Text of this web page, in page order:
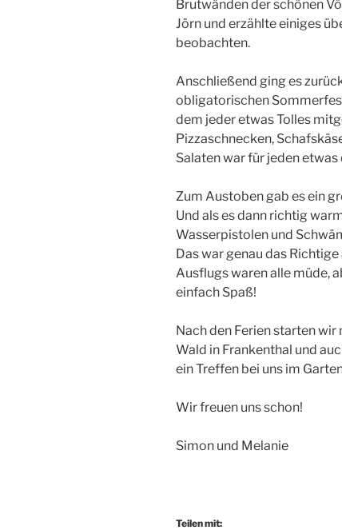
Brutwänden der schönen
Jörn und erzählte einiges
beobachten.
Anschließend ging es
obligatorischen
dem jeder etwas Tolles
Pizzaschnecken,
Salaten war für jeden etwas
Zum Austoben gab es ein
Und als es dann richtig
Wasserpistolen und
Das war genau das
Ausflugs waren alle müde,
einfach Spaß!
Nach den Ferien starten
Wald in Frankenthal und
ein Treffen bei uns im
Wir freuen uns schon!
Simon und Melanie
Teilen mit: